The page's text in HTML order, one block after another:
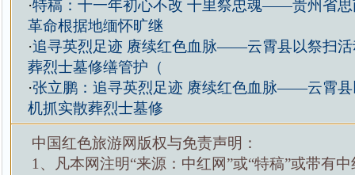
·特稿：十一年初心不改 千里祭忠魂——贵州省思
革命根据地缅怀旷继
·追寻英烈足迹 赓续红色血脉——云霄县以祭扫活
葬烈士墓修缮管护（
·张立鹏：追寻英烈足迹 赓续红色血脉——云霄县
机抓实散葬烈士墓修
中国红色旅游网版权与免责声明：
1、凡本网注明“来源：中红网”或“特稿”或带有